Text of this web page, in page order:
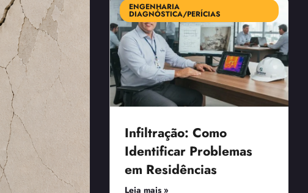
ENGENHARIA
DIAGNÓSTICA/PERÍCIAS
Infiltração: Como
Identificar Problemas
em Residências
Leia mais »